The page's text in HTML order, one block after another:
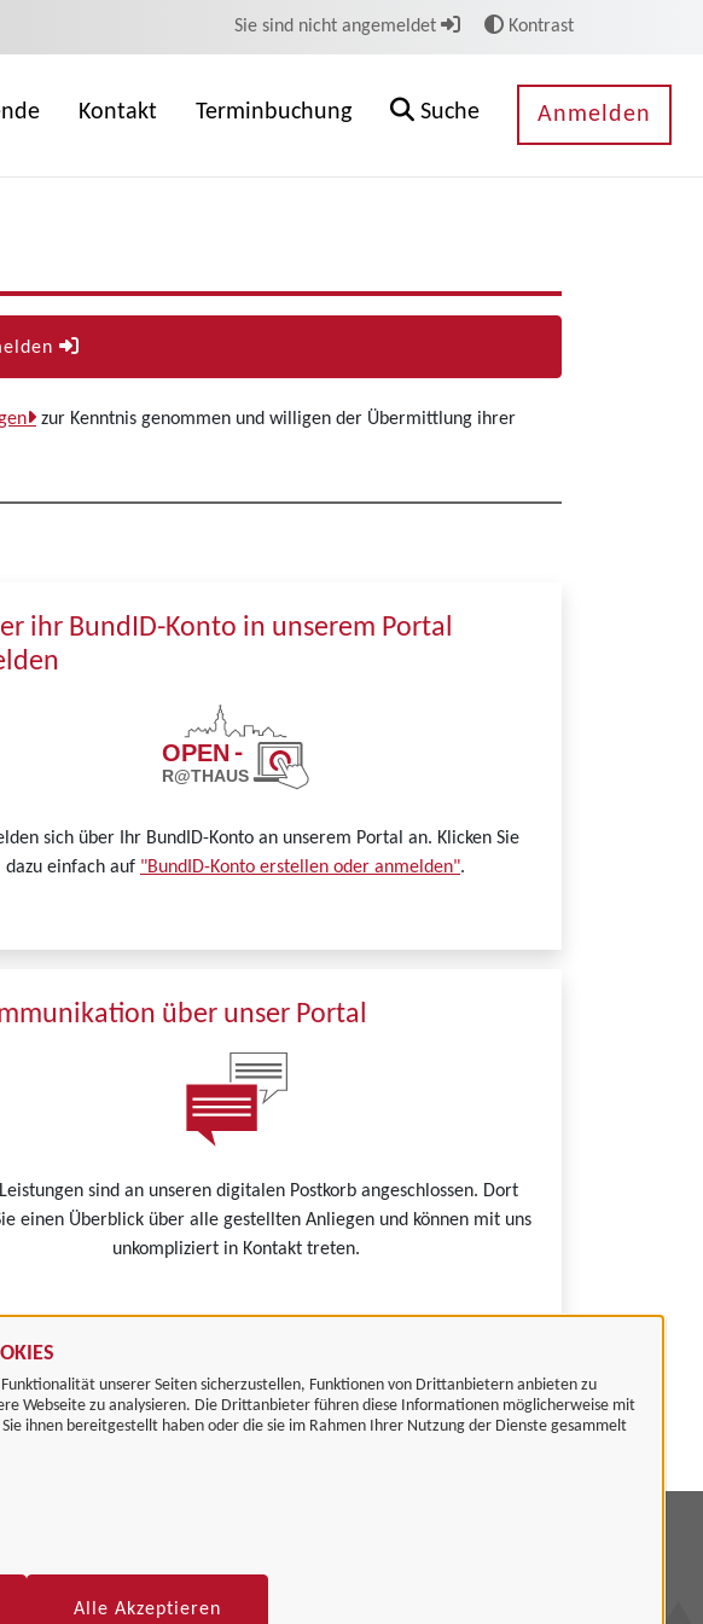
unserer Seiten sicherzustellen, Funktionen von Drittanbietern anbieten zu
Webseite zu analysieren. Die Drittanbieter führen diese Informationen möglicherweise mit
ihnen bereitgestellt haben oder die sie im Rahmen Ihrer Nutzung der Dienste gesammelt
Alle Akzeptieren
Sie sind nicht angemeldet Kontrast
Kontakt Terminbuchung Suche Anmelden
zur Kenntnis genommen und willigen der Übermittlung ihrer
ihr BundID-Konto in unserem Portal
sich über Ihr BundID-Konto an unserem Portal an. Klicken Sie
dazu einfach auf "BundID-Konto erstellen oder anmelden".
über unser Portal
sind an unseren digitalen Postkorb angeschlossen. Dort
einen Überblick über alle gestellten Anliegen und können mit uns
unkompliziert in Kontakt treten.
FAQ-Seite des Bundes.